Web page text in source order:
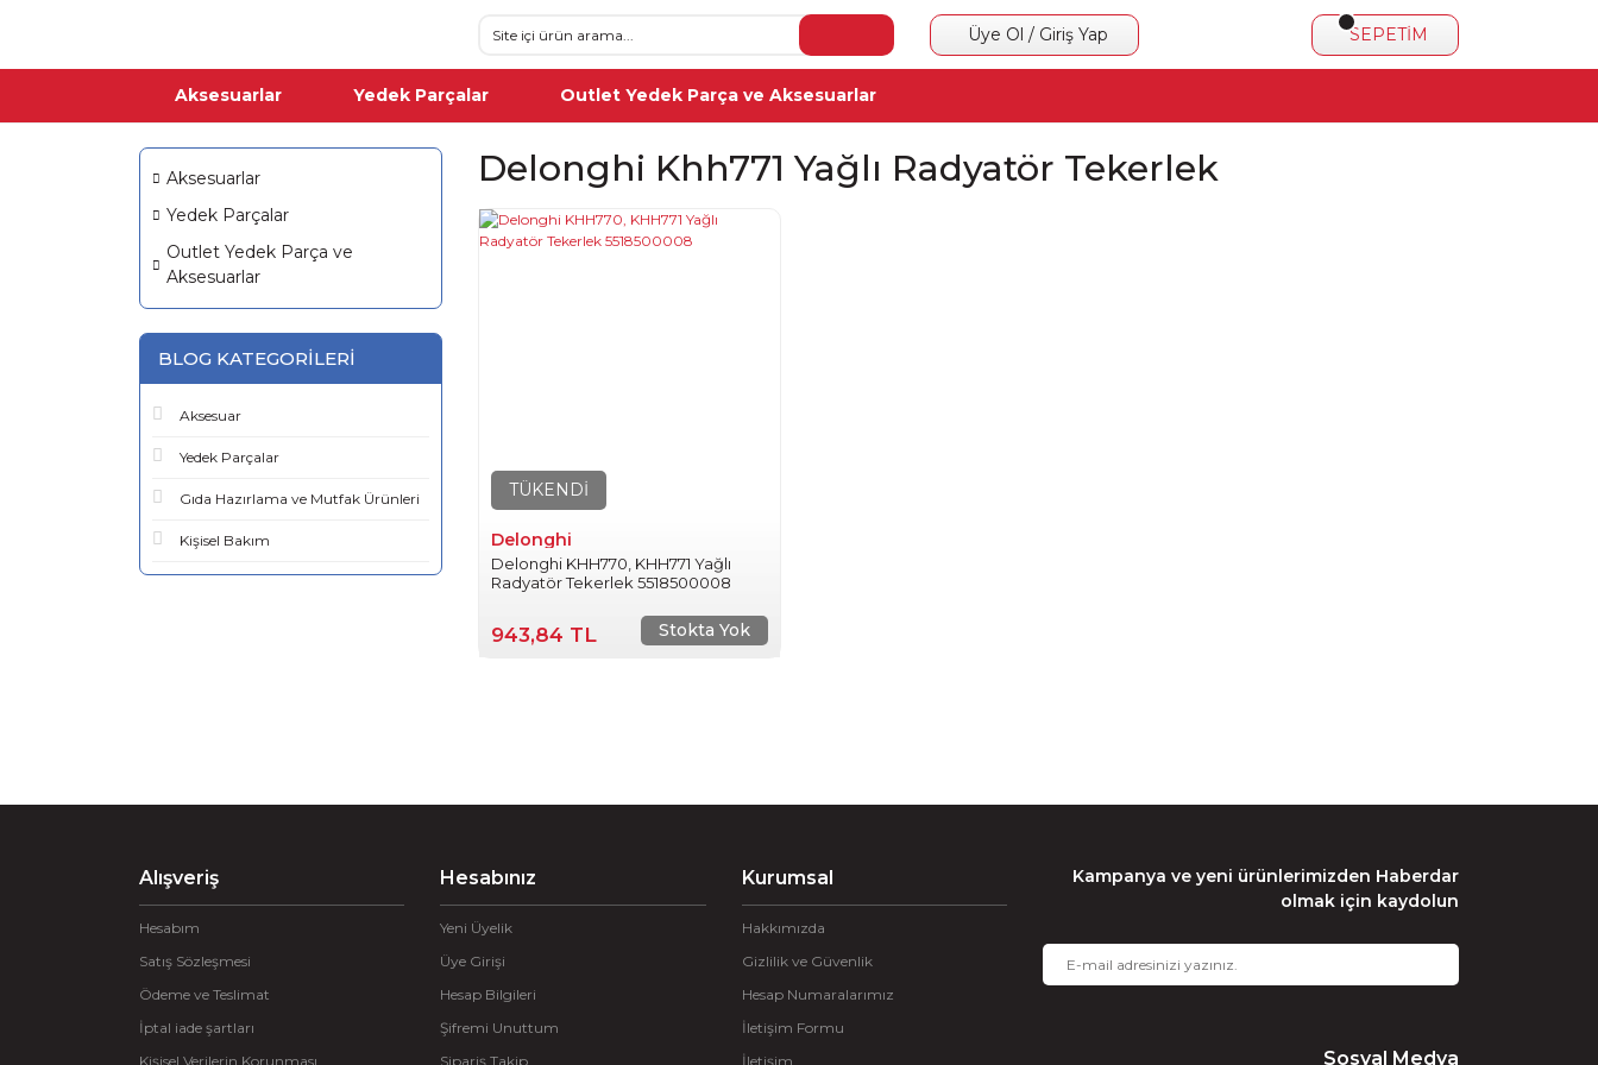
Üye Ol / Giriş Yap SEPETİM
Aksesuarlar Yedek Parçalar Outlet Yedek Parça ve Aksesuarlar
Aksesuarlar
Yedek Parçalar
Outlet Yedek Parça ve
Aksesuarlar
BLOG KATEGORILERI
Aksesuar
Yedek Parçalar
Gıda Hazırlama ve Mutfak Ürünleri
Kişisel Bakım
Delonghi Khh771 Yağlı Radyatör Tekerlek
TÜKENDİ
Delonghi
Delonghi KHH770, KHH771 Yağlı
Radyatör Tekerlek 5518500008
943,84 TL Stokta Yok
Alışveriş
Hesabım
Satış Sözleşmesi
Ödeme ve Teslimat
İptal iade şartları
Kişisel Verilerin Korunması
Hesabınız
Yeni Üyelik
Üye Girişi
Hesap Bilgileri
Şifremi Unuttum
Sipariş Takip
Kurumsal
Hakkımızda
Gizlilik ve Güvenlik
Hesap Numaralarımız
İletişim Formu
İletişim
Kampanya ve yeni ürünlerimizden Haberdar
olmak için kaydolun
Sosyal Medya